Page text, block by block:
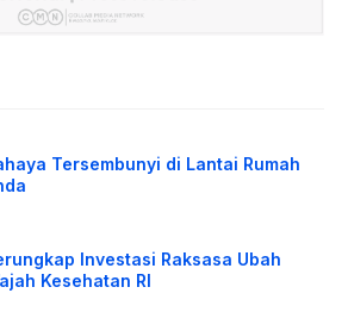
Tersembunyi di Lantai Rumah
Investasi Raksasa Ubah
Kesehatan RI